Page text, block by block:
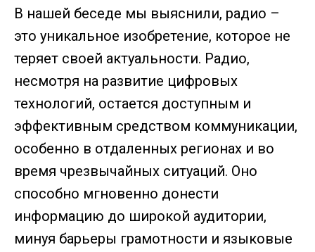
В нашей беседе мы выяснили, радио –
это уникальное изобретение, которое не
теряет своей актуальности. Радио,
несмотря на развитие цифровых
технологий, остается доступным и
эффективным средством коммуникации,
особенно в отдаленных регионах и во
время чрезвычайных ситуаций. Оно
способно мгновенно донести
информацию до широкой аудитории,
минуя барьеры грамотности и языковые